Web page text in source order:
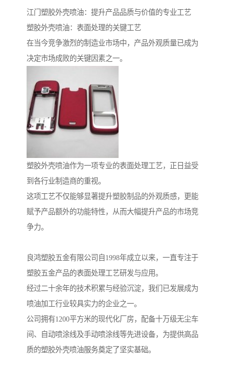
江门塑胶外壳喷油：提升产品品质与价值的专业工艺
塑胶外壳喷油：表面处理的关键工艺
在当今竞争激烈的制造业市场中，产品外观质量已成为
决定市场成败的关键因素之一。
塑胶外壳喷油作为一项专业的表面处理工艺，正日益受
到各行业制造商的重视。
这项工艺不仅能够显著提升塑胶制品的外观质感，更能
赋予产品额外的功能特性，从而大幅提升产品的市场竞
争力。
良鸿塑胶五金有限公司自1998年成立以来，一直专注于
塑胶五金产品的表面处理工艺研发与应用。
经过二十余年的技术积累与经验沉淀，我们已发展成为
喷油加工行业较具实力的企业之一。
公司拥有1200平方米的现代化厂房，配备十万级无尘车
间、自动喷涂线及手动喷涂线等先进设备，为提供高品
质的塑胶外壳喷油服务奠定了坚实基础。